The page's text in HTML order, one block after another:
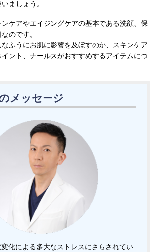
ましょう。
ケアやエイジングケアの基本である洗顔、保
のです。
ふうにお肌に影響を及ぼすのか、スキンケア
ント、ナールスがおすすめするアイテムにつ
メッセージ
化による多大なストレスにさらされてい